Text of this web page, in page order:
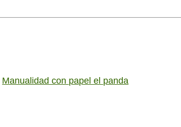
Manualidad con papel el panda